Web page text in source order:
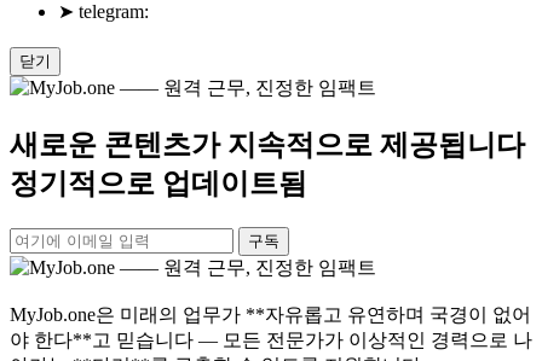
➤ telegram:
닫기
새로운 콘텐츠가 지속적으로 제공됩니다
정기적으로 업데이트됨
구독
MyJob.one은 미래의 업무가 **자유롭고 유연하며 국경이 없어
야 한다**고 믿습니다 — 모든 전문가가 이상적인 경력으로 나